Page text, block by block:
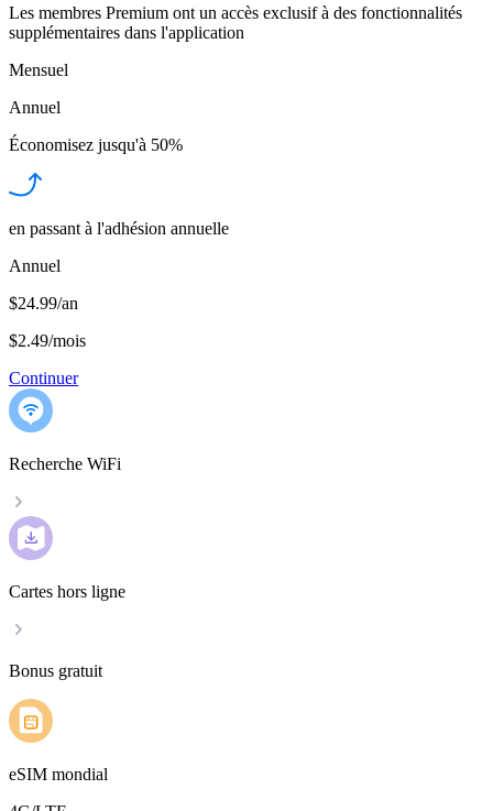
Les membres Premium ont un accès exclusif à des fonctionnalités
supplémentaires dans l'application
Mensuel
Annuel
Économisez jusqu'à 50%
en passant à l'adhésion annuelle
Annuel
$24.99/an
$2.49/mois
Continuer
Recherche WiFi
Cartes hors ligne
Bonus gratuit
eSIM mondial